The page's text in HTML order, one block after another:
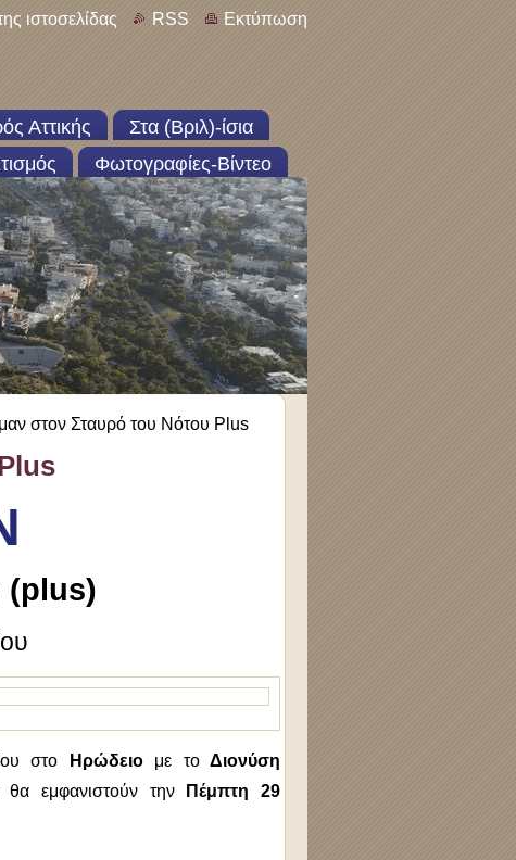
ιστοσελίδας RSS Εκτύπωση
Αττικής
Στα (Βριλ)-ίσια
Φωτογραφίες-Βίντεο
στον Σταυρό του Νότου Plus
(plus)
στο Ηρώδειο με τοΔιονύση
εμφανιστούν τηνΠέμπτη 29